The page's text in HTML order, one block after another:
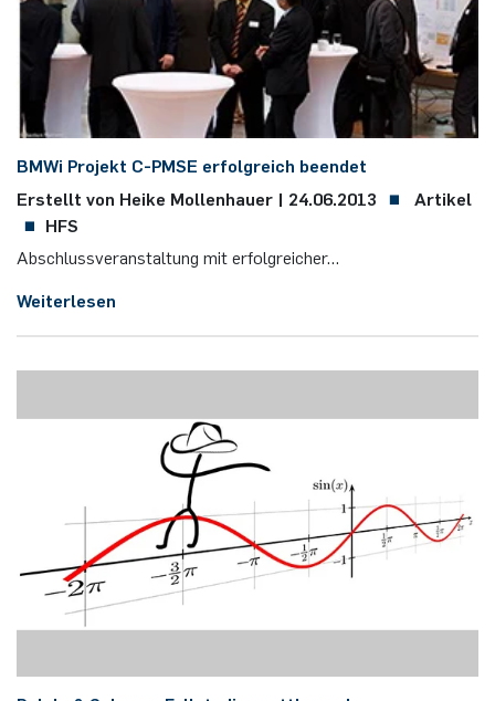
BMWi Pro­jekt C-PM­SE erfolgreich beendet
Erstellt von Heike Mollenhauer | 24.06.2013
Artikel
HFS
Ab­schluss­ver­an­stal­tung mit er­folg­rei­cher…
Weiterlesen